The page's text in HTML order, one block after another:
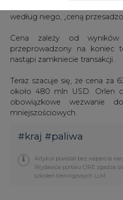
według niego, „ceną
Cena zależy od
przeprowadzony na koniec
nastąpi zamkniecie transakcji.
Teraz szacuje się, że cena za
około 480 mln USD. Orlen
obowiązkowe wezwanie
mniejszościowych.
#kraj #paliwa
Artykuł powstał bez wsparcia
Wydawca portalu CIRE zgadza
szkoleń treningowych LLM.